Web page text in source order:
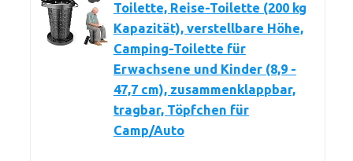
Toilette, Reise-Toilette (200 kg
Kapazität), verstellbare Höhe,
Camping-Toilette für
Erwachsene und Kinder (8,9 -
47,7 cm), zusammenklappbar,
tragbar, Töpfchen für
Camp/Auto